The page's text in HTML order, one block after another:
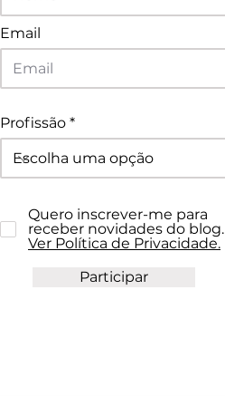
Email
Profissão
Quero inscrever-me para
receber novidades do blog.
Ver Política de Privacidade.
Participar